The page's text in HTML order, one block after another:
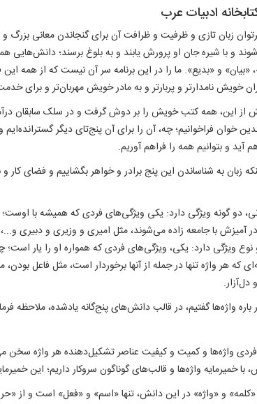
ادبیات عرب
زبان تازی و ظرفیت و ظرافت آن برای گنجاندن معانی
و با شیره جان او پرورش یابند و به بلوغ برسند؛ دانش‌هایی
و «بدیع». ما را در این برنامه سر آن نیست که از همه
خویش نامدارتر و پربارتر و به مادر خویش مهربان‌تر و برای
این، همه کتب خویش را بر دوش گرفت و در سلک سابقان درآمد
خوان فراخوانیم؛ چه، آن را برای آن پنج‌تای دیگر
آید و بتوانیم همه را فراهم آوریم.
زبان به شناساندن این پنج برادر و خواهر بگشاییم و فضای
دو گونه ویژگی دارد: یکی ویژگی‌های فردی که همیشه با
آمیزش با جامعه زاده می‌شوند، مثل امیری و وزیری و دبیری
نوع ویژگی دارد: یکی، ویژگی‌های فردی که همواره او را یار
که هر واژه تنها در جمله از آنها برخوردار است، مثل فاعل
دل‌آزار.
واژه‌ها گفتیم، در قالب دانش‌های پنج‌گانه یادشده، ملاحظه
واژه‌ها و کمیت و کیفیت عناصر تشکیل‌دهنده هر واژه سخن
با خمیرمایه واژه‌ها و قالب‌های گوناگون سروکار داریم؛ این
و «واژه» در این دانش، تنها «اسم» و «فعل» است و از